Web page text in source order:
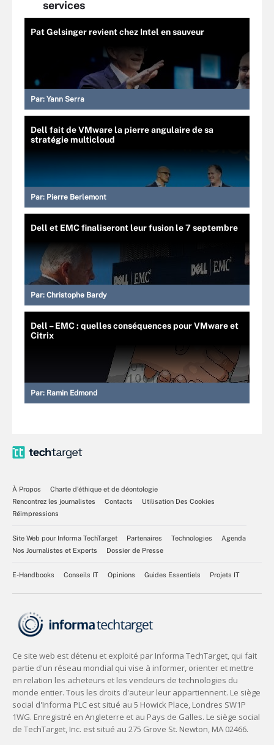
services
Pat Gelsinger revient chez Intel en sauveur
Par: Yann Serra
Dell fait de VMware la pierre angulaire de sa
stratégie multicloud
Par: Pierre Berlemont
Dell et EMC finaliseront leur fusion le 7 septembre
Par: Christophe Bardy
Dell – EMC : quelles conséquences pour VMware et
Citrix
Par: Ramin Edmond
À Propos
Charte d’éthique et de déontologie
Rencontrez les journalistes
Contacts
Utilisation Des Cookies
Réimpressions
Site Web pour Informa TechTarget Partenaires Technologies
Agenda
Nos Journalistes et Experts
Dossier de Presse
E-Handbooks Conseils IT Opinions Guides Essentiels Projets IT